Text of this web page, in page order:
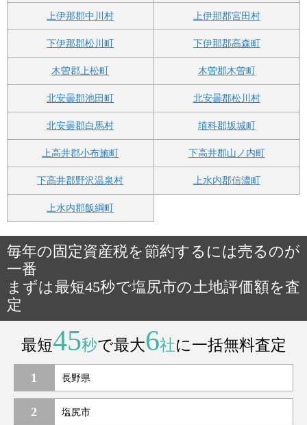
上伊那郡中川村 上伊那郡宮田村
下伊那郡松川町 下伊那郡高森町
木曽郡上松町 木曽郡木曽町
北安曇郡池田町 北安曇郡松川村
北安曇郡白馬村 埴科郡坂城町
上高井郡小布施町 下高井郡山ノ内町
下高井郡野沢温泉村 上水内郡信濃町
上水内郡飯綱町
毎年の固定資産税を節約するには売るのが
一番
まずは最短45秒で塩尻市の土地評価額を査
定
最短45秒で最大6社に一括無料査定
1
2